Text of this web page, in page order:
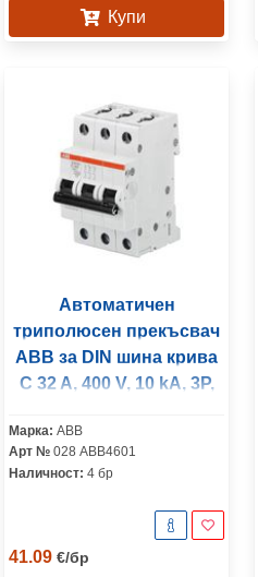
Купи
Автоматичен
триполюсен прекъсвач
ABB за DIN шина крива
C 32 A, 400 V, 10 kA, 3P,
Марка: ABB
Арт № 028 ABB4601
Наличност: 4 бр
41.09 €/бр